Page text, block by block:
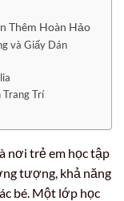
Thêm Hoàn Hảo
và Giấy Dán
Trang Trí
nơi trẻ em học tập
tượng, khả năng
bé. Một lớp học